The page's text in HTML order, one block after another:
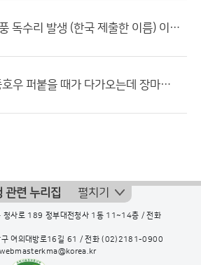
제 6호태풍 독수리 발생 (한국 제출한 이름) 이라고 했는데.....;;;;
이제 집중호우 퍼붙을 때가 다가오는데 장마전선은 본격 북상언제쯤?
관련 누리집 펼치기
사로 189 정부대전청사 1동 11~14층 / 전화
여의대방로16길 61 / 전화(02)2181-0900
webmasterkma@korea.kr